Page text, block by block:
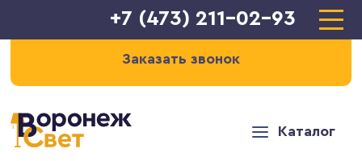
+7 (473) 211-02-93
Заказать звонок
Каталог